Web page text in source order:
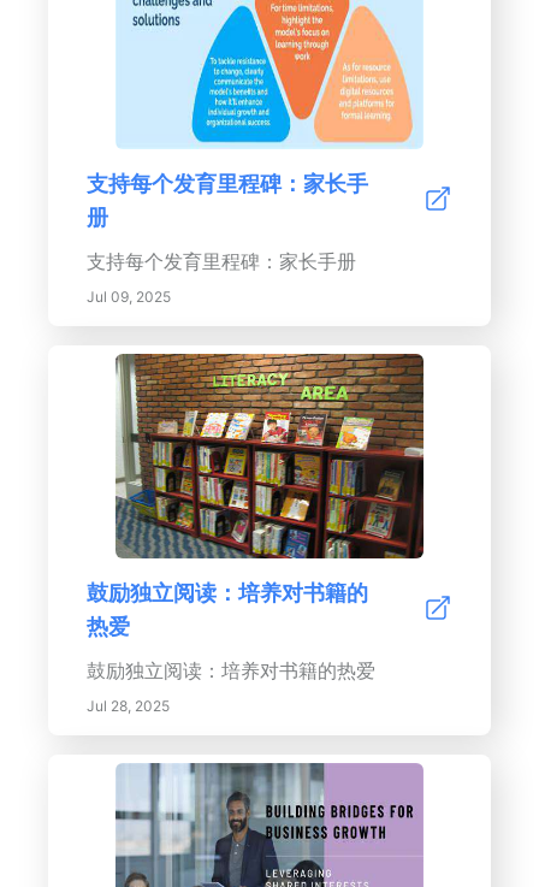
支持每个发育里程碑：家长手
册
支持每个发育里程碑：家长手册
Jul 09, 2025
鼓励独立阅读：培养对书籍的
热爱
鼓励独立阅读：培养对书籍的热爱
Jul 28, 2025